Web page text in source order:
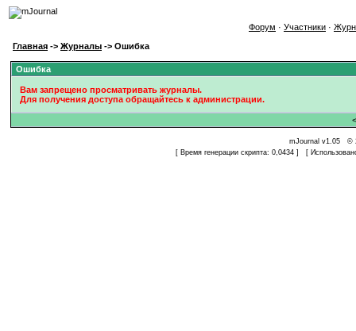
Форум · Участники ·
Главная -> Журналы -> Ошибка
Ошибка
Вам запрещено просматривать журналы.
Для получения доступа обращайтесь к администрации.
mJournal v1.05 ©
[ Время генерации скрипта: 0,0434 ] [